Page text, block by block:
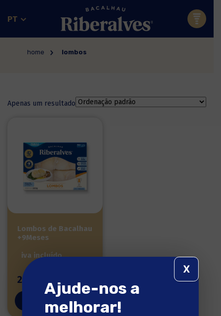
PT
home lombos
Apenas um resultado
Lombos de Bacalhau
+9Meses
iva incluído
24,69
Quantidade
de
adicionar
Ajude-nos a
melhorar!
X